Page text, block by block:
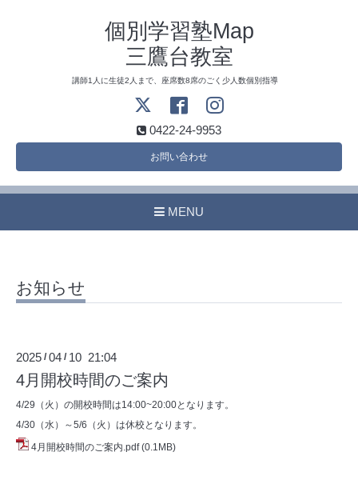
個別学習塾Map
三鷹台教室
講師1人に生徒2人まで、座席数8席のごく少人数個別指導
0422-24-9953
お問い合わせ
MENU
お知らせ
2025 /04 / 10 21:04
4月開校時間のご案内
4/29（火）の開校時間は14:00~20:00となります。
4/30（水）～5/6（火）は休校となります。
4月開校時間のご案内.pdf (0.1MB)